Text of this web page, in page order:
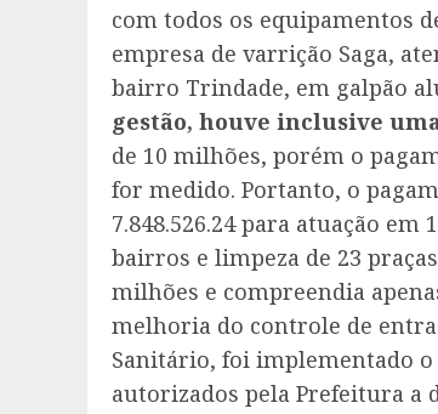
com todos os equipamentos
empresa de varrição Saga,
bairro Trindade, em galpão
gestão, houve inclusive
de 10 milhões, porém o
for medido. Portanto, o
7.848.526.24 para atuação
bairros e limpeza de 23
milhões e compreendia
melhoria do controle de
Sanitário, foi implementado o
autorizados pela Prefeitura